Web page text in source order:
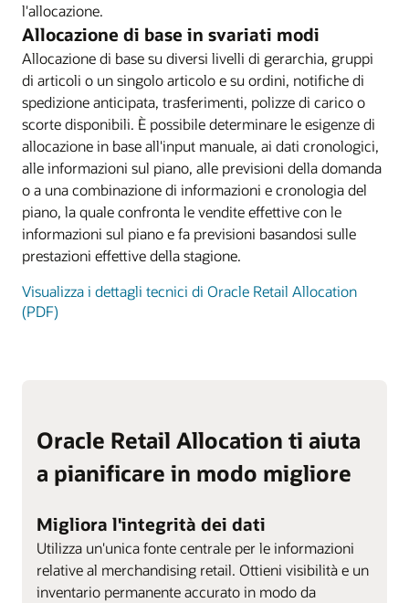
l'allocazione.
Allocazione di base in svariati modi
Allocazione di base su diversi livelli di gerarchia, gruppi
di articoli o un singolo articolo e su ordini, notifiche di
spedizione anticipata, trasferimenti, polizze di carico o
scorte disponibili. È possibile determinare le esigenze di
allocazione in base all'input manuale, ai dati cronologici,
alle informazioni sul piano, alle previsioni della domanda
o a una combinazione di informazioni e cronologia del
piano, la quale confronta le vendite effettive con le
informazioni sul piano e fa previsioni basandosi sulle
prestazioni effettive della stagione.
Visualizza i dettagli tecnici di Oracle Retail Allocation
(PDF)
Oracle Retail Allocation ti aiuta
a pianificare in modo migliore
Migliora l'integrità dei dati
Utilizza un'unica fonte centrale per le informazioni
relative al merchandising retail. Ottieni visibilità e un
inventario permanente accurato in modo da